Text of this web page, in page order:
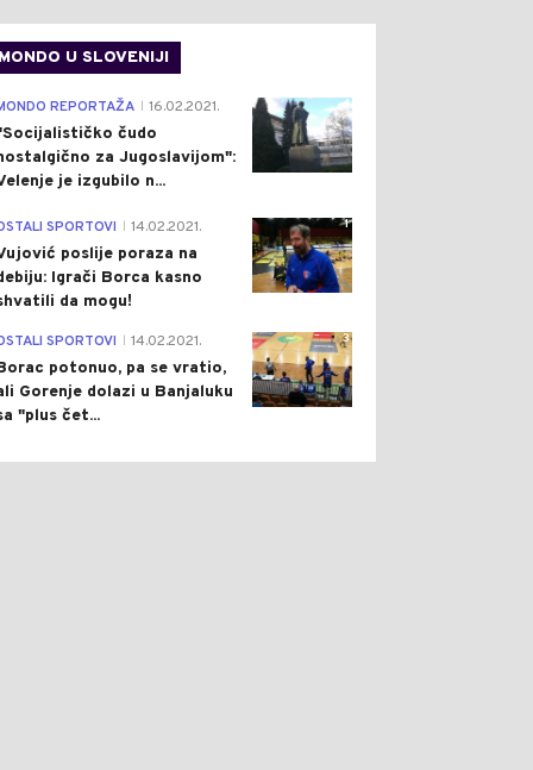
MONDO U SLOVENIJI
4
REPORTAŽA 16.02.2021.
čudo
za Jugoslavijom":
je izgubilo n...
1
SPORTOVI 14.02.2021.
poslije poraza na
Igrači Borca kasno
da mogu!
3
SPORTOVI 14.02.2021.
potonuo, pa se vratio,
Gorenje dolazi u Banjaluku
"plus čet...